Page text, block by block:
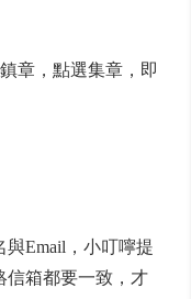
章，點選集章，即
Email，小叮嚀提
信箱都要一致，才